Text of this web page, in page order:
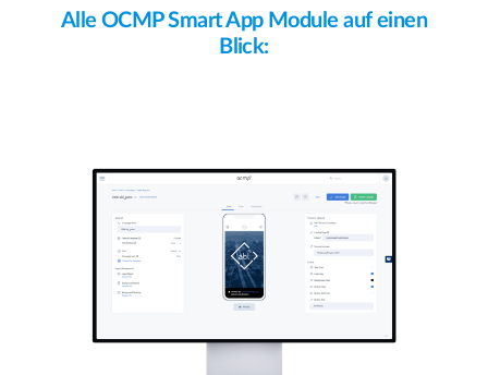
Alle OCMP Smart App Module auf einen
Blick: